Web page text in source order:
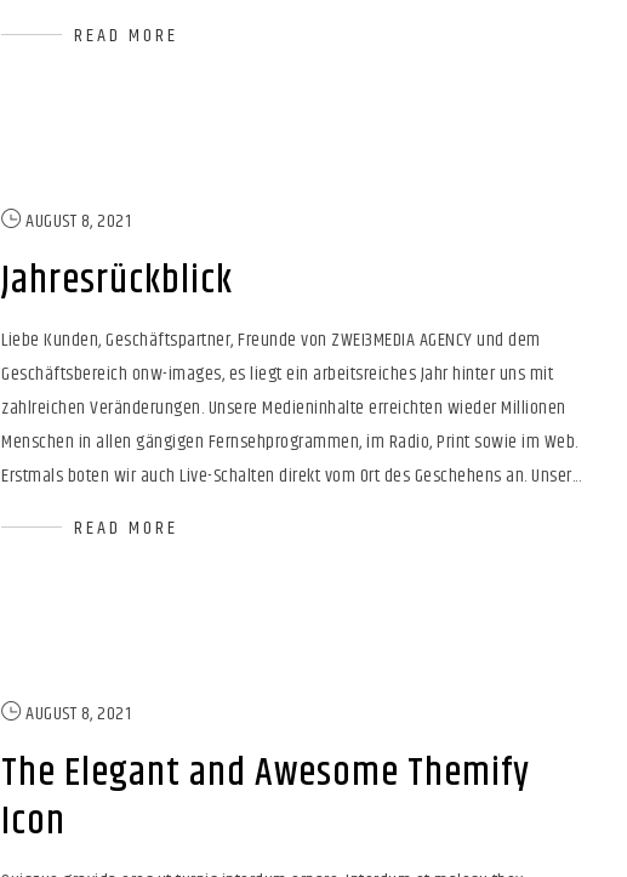
READ MORE
AUGUST 8, 2021
Jahresrückblick
Liebe Kunden, Geschäftspartner, Freunde von ZWEI3MEDIA AGENCY und dem
Geschäftsbereich onw-images, es liegt ein arbeitsreiches Jahr hinter uns mit
zahlreichen Veränderungen. Unsere Medieninhalte erreichten wieder Millionen
Menschen in allen gängigen Fernsehprogrammen, im Radio, Print sowie im Web.
Erstmals boten wir auch Live-Schalten direkt vom Ort des Geschehens an. Unser...
READ MORE
AUGUST 8, 2021
The Elegant and Awesome Themify
Icon